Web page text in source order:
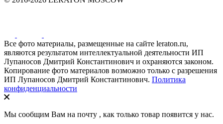
Все фото материалы, размещенные на сайте leraton.ru,
являются результатом интеллектуальной деятельности ИП
Лупаносов Дмитрий Константинович и охраняются законом.
Копирование фото материалов возможно только с разрешения
ИП Лупаносов Дмитрий Константинович. Политика
конфиденциальности
Мы сообщим Вам на почту , как только товар появится у нас.